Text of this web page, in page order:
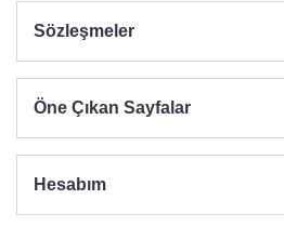
Sözleşmeler
Öne Çıkan Sayfalar
Hesabım